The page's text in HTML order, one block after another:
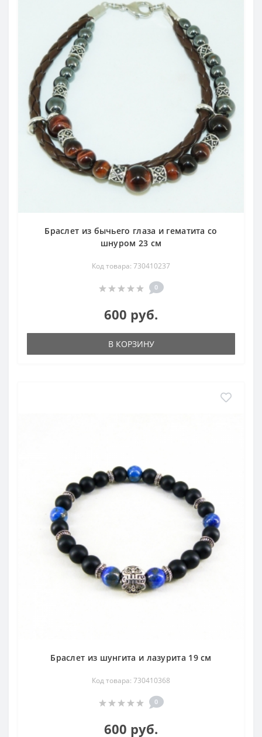
Браслет из бычьего глаза и гематита со
шнуром 23 см
Код товара: 730410237
0
600 руб.
В КОРЗИНУ
Браслет из шунгита и лазурита 19 см
Код товара: 730410368
0
600 руб.